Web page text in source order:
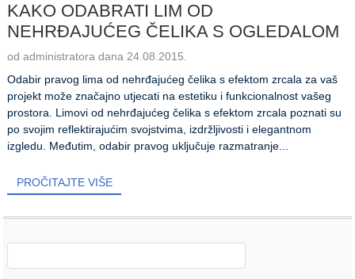
KAKO ODABRATI LIM OD
NEHRĐAJUĆEG ČELIKA S OGLEDALOM
od administratora dana 24.08.2015.
Odabir pravog lima od nehrđajućeg čelika s efektom zrcala za vaš
projekt može značajno utjecati na estetiku i funkcionalnost vašeg
prostora. Limovi od nehrđajućeg čelika s efektom zrcala poznati su
po svojim reflektirajućim svojstvima, izdržljivosti i elegantnom
izgledu. Međutim, odabir pravog uključuje razmatranje...
PROČITAJTE VIŠE